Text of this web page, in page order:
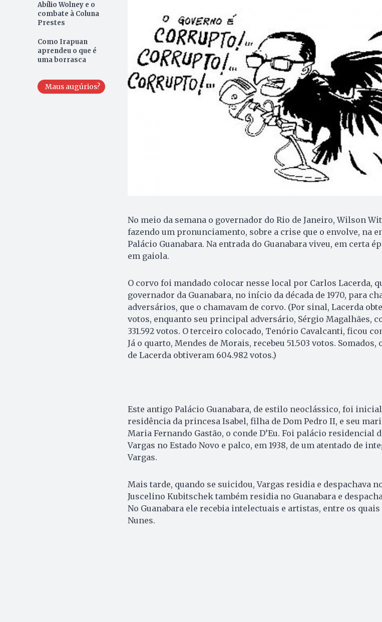
Abílio Wolney e o
combate à Coluna
Prestes
Como Irapuan
aprendeu o que é
uma borrasca
Maus augúrios?
No meio da semana o governador do Rio de Janeiro, Wilson
fazendo um pronunciamento, sobre a crise que o envolve, na
Palácio Guanabara. Na entrada do Guanabara viveu, em certa
em gaiola.
O corvo foi mandado colocar nesse local por Carlos Lacerda,
governador da Guanabara, no início da década de 1970, para
adversários, que o chamavam de corvo. (Por sinal, Lacerda
votos, enquanto seu principal adversário, Sérgio Magalhães,
331.592 votos. O terceiro colocado, Tenório Cavalcanti, ficou
Já o quarto, Mendes de Morais, recebeu 51.503 votos. Somados,
de Lacerda obtiveram 604.982 votos.)
Este antigo Palácio Guanabara, de estilo neoclássico, foi
residência da princesa Isabel, filha de Dom Pedro II, e seu
Maria Fernando Gastão, o conde D’Eu. Foi palácio residencial
Vargas no Estado Novo e palco, em 1938, de um atentado de
Vargas.
Mais tarde, quando se suicidou, Vargas residia e despachava
Juscelino Kubitschek também residia no Guanabara e
No Guanabara ele recebia intelectuais e artistas, entre os
Nunes.